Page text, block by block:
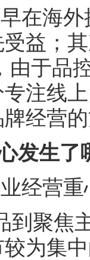
在海
益；
由于品
注线
经营
发生了
经营
到聚焦
为集